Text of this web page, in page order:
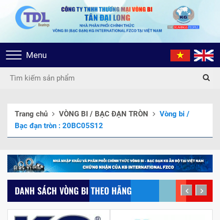
Toggle
navigation
Menu
Trang chủ VÒNG BI / BẠC ĐẠN TRÒN
Vòng bi /
Bạc đạn tròn : 20BC05S12
DANH SÁCH VÒNG BI THEO HÃNG prev next